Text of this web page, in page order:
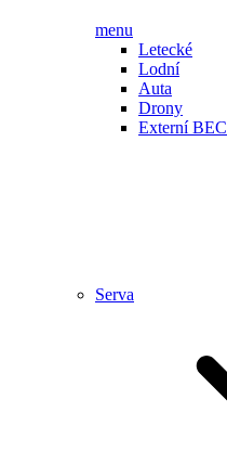
menu
Letecké
Lodní
Auta
Drony
Externí BEC
Serva